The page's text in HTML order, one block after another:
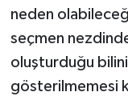
neden
seçmen
oluşturduğu
gösterilmemesi